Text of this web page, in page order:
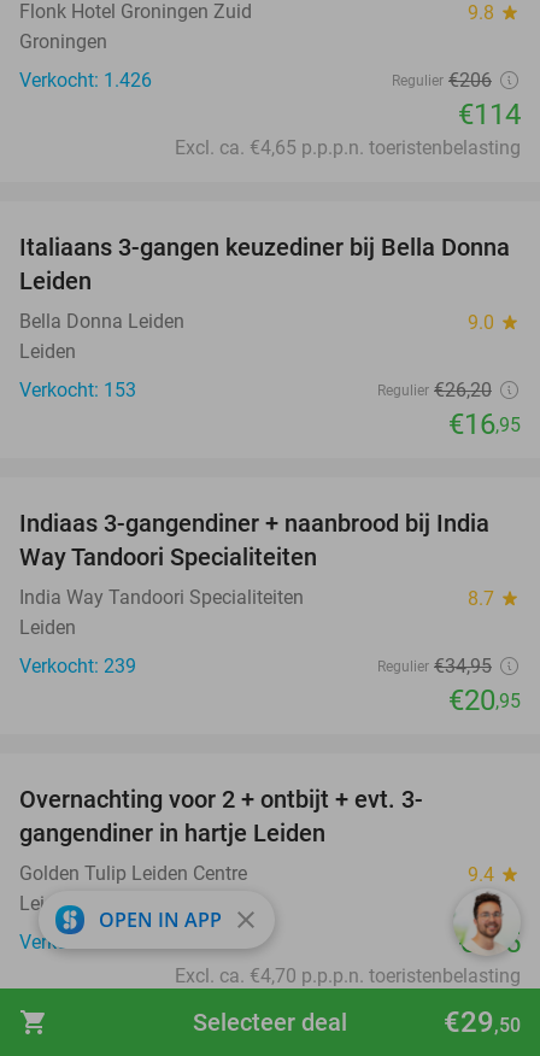
shopping_cart €29,50
Selecteer deal
Flonk Hotel Groningen Zuid 9.8 star
Groningen
Verkocht: 1.426
Regulier €206
€114
Excl. ca. €4,65 p.p.p.n. toeristenbelasting
35%
Italiaans 3-gangen keuzediner bij Bella Donna
Leiden
Bella Donna Leiden 9.0 star
Leiden
Verkocht: 153
Regulier €26,20
€16,95
40%
Indiaas 3-gangendiner + naanbrood bij India
Way Tandoori Specialiteiten
India Way Tandoori Specialiteiten 8.7 star
Leiden
Verkocht: 239
Regulier €34,95
€20,95
Overnachting voor 2 + ontbijt + evt. 3-
gangendiner in hartje Leiden
Golden Tulip Leiden Centre 9.4 star
Leiden
Verkocht: 988
€105
Excl. ca. €4,70 p.p.p.n. toeristenbelasting
favorite_border
OPEN IN APP close